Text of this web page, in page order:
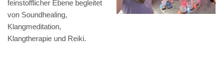
feinstofflicher Ebene begleitet
von Soundhealing,
Klangmeditation,
Klangtherapie und Reiki.